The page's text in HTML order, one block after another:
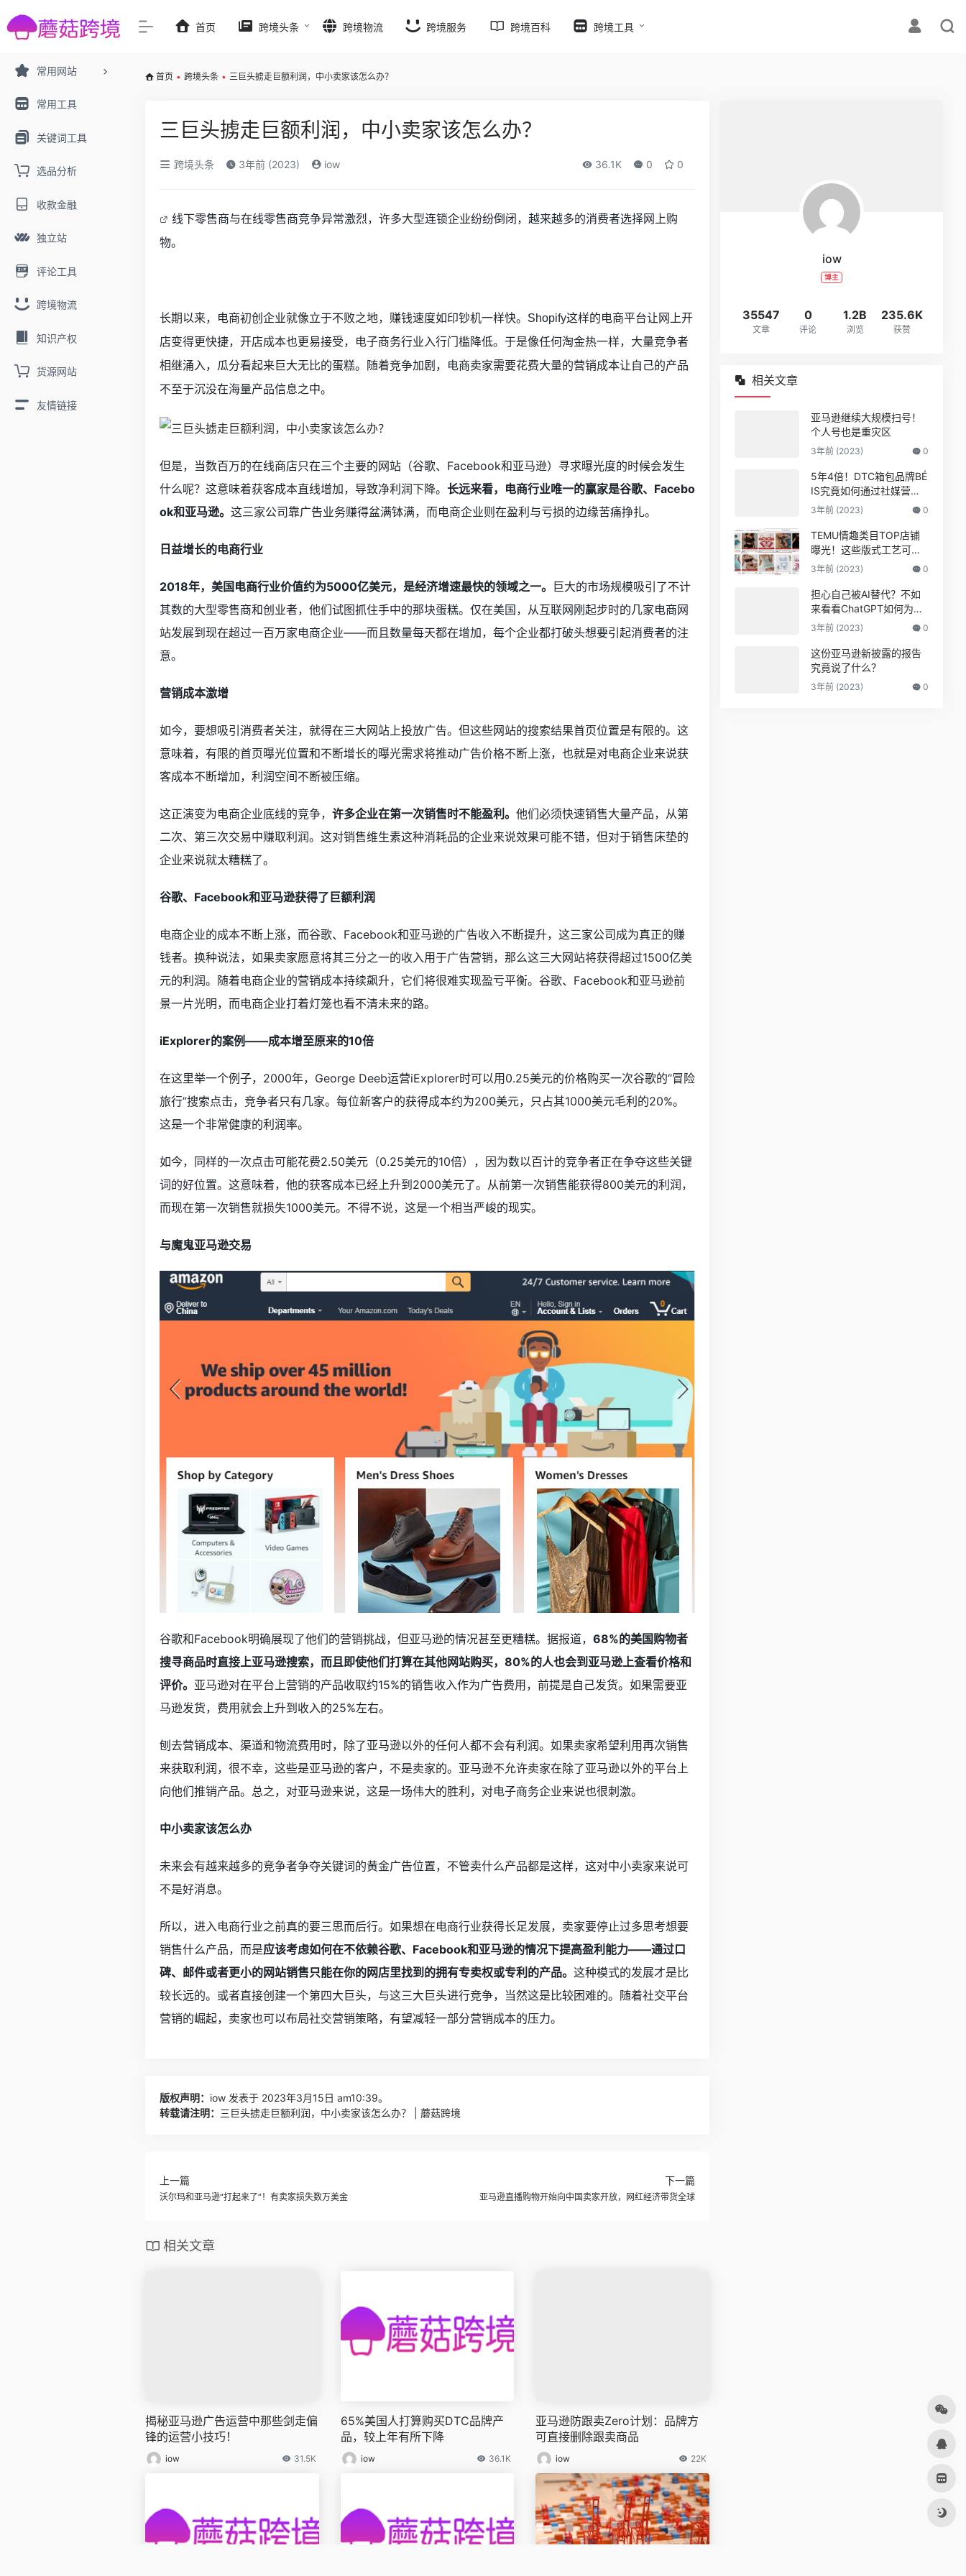
常用网站
常用工具
关键词工具
选品分析
收款金融
独立站
评论工具
跨境物流
知识产权
货源网站
友情链接
首页 跨境头条 跨境物流 跨境服务 跨境百科 跨境工具
首页 • 跨境头条 • 三巨头掳走巨额利润，中小卖家该怎么办？
三巨头掳走巨额利润，中小卖家该怎么办？
跨境头条 3年前 (2023) iow 36.1K 0 0
线下零售商与在线零售商竞争异常激烈，许多大型连锁企业纷纷倒闭，越来越多的消费者选择网上购
物。
长期以来，电商初创企业就像立于不败之地，赚钱速度如印钞机一样快。 Shopify这样的电商平台让网上开
店变得更快捷，开店成本也更易接受，电子商务行业入行门槛降低。于是像任何淘金热一样，大量竞争者
相继涌入，瓜分看起来巨大无比的蛋糕。随着竞争加剧，电商卖家需要花费大量的营销成本让自己的产品
不至于沉没在海量产品信息之中。
但是，当数百万的在线商店只在三个主要的网站（谷歌、Facebook和亚马逊）寻求曝光度的时候会发生
什么呢？这意味着获客成本直线增加，导致净利润下降。 长远来看，电商行业唯一的赢家是谷歌、Facebo
ok和亚马逊。 这三家公司靠广告业务赚得盆满钵满，而电商企业则在盈利与亏损的边缘苦痛挣扎。
日益增长的电商行业
2018年，美国电商行业价值约为5000亿美元，是经济增速最快的领域之一。 巨大的市场规模吸引了不计
其数的大型零售商和创业者，他们试图抓住手中的那块蛋糕。仅在美国，从互联网刚起步时的几家电商网
站发展到现在超过一百万家电商企业——而且数量每天都在增加，每个企业都打破头想要引起消费者的注
意。
营销成本激增
如今，要想吸引消费者关注，就得在三大网站上投放广告。但这些网站的搜索结果首页位置是有限的。这
意味着，有限的首页曝光位置和不断增长的曝光需求将推动广告价格不断上涨，也就是对电商企业来说获
客成本不断增加，利润空间不断被压缩。
这正演变为电商企业底线的竞争， 许多企业在第一次销售时不能盈利。 他们必须快速销售大量产品，从第
二次、第三次交易中赚取利润。这对销售维生素这种消耗品的企业来说效果可能不错，但对于销售床垫的
企业来说就太糟糕了。
谷歌、Facebook和亚马逊获得了巨额利润
电商企业的成本不断上涨，而谷歌、Facebook和亚马逊的广告收入不断提升，这三家公司成为真正的赚
钱者。换种说法，如果卖家愿意将其三分之一的收入用于广告营销，那么这三大网站将获得超过1500亿美
元的利润。随着电商企业的营销成本持续飙升，它们将很难实现盈亏平衡。谷歌、Facebook和亚马逊前
景一片光明，而电商企业打着灯笼也看不清未来的路。
iExplorer的案例——成本增至原来的10倍
在这里举一个例子，2000年，George Deeb运营iExplorer时可以用0.25美元的价格购买一次谷歌的“冒险
旅行”搜索点击，竞争者只有几家。每位新客户的获得成本约为200美元，只占其1000美元毛利的20%。
这是一个非常健康的利润率。
如今，同样的一次点击可能花费2.50美元（0.25美元的10倍），因为数以百计的竞争者正在争夺这些关键
词的好位置。这意味着，他的获客成本已经上升到2000美元了。从前第一次销售能获得800美元的利润，
而现在第一次销售就损失1000美元。不得不说，这是一个相当严峻的现实。
与魔鬼亚马逊交易
谷歌和Facebook明确展现了他们的营销挑战，但亚马逊的情况甚至更糟糕。据报道， 68%的美国购物者
搜寻商品时直接上亚马逊搜索，而且即使他们打算在其他网站购买，80%的人也会到亚马逊上查看价格和
评价。 亚马逊对在平台上营销的产品收取约15%的销售收入作为广告费用，前提是自己发货。如果需要亚
马逊发货，费用就会上升到收入的25%左右。
刨去营销成本、渠道和物流费用时，除了亚马逊以外的任何人都不会有利润。如果卖家希望利用再次销售
来获取利润，很不幸，这些是亚马逊的客户，不是卖家的。亚马逊不允许卖家在除了亚马逊以外的平台上
向他们推销产品。总之，对亚马逊来说，这是一场伟大的胜利，对电子商务企业来说也很刺激。
中小卖家该怎么办
未来会有越来越多的竞争者争夺关键词的黄金广告位置，不管卖什么产品都是这样，这对中小卖家来说可
不是好消息。
所以，进入电商行业之前真的要三思而后行。如果想在电商行业获得长足发展，卖家要停止过多思考想要
销售什么产品，而是应该考虑如何在不依赖谷歌、Facebook和亚马逊的情况下提高盈利能力——通过口
碑、邮件或者更小的网站销售只能在你的网店里找到的拥有专卖权或专利的产品。 这种模式的发展才是比
较长远的。或者直接创建一个第四大巨头，与这三大巨头进行竞争，当然这是比较困难的。随着社交平台
营销的崛起，卖家也可以布局社交营销策略，有望减轻一部分营销成本的压力。
版权声明： iow 发表于 2023年3月15日 am10:39。
转载请注明： 三巨头掳走巨额利润，中小卖家该怎么办？ | 蘑菇跨境
上一篇
沃尔玛和亚马逊“打起来了”！有卖家损失数万美金
下一篇
亚马逊直播购物开始向中国卖家开放，网红经济带货全球
相关文章
揭秘亚马逊广告运营中那些剑走偏
锋的运营小技巧！
iow 31.5K
65%美国人打算购买DTC品牌产
品，较上年有所下降
iow 36.1K
亚马逊防跟卖Zero计划：品牌方
可直接删除跟卖商品
iow 22K
iow
博主
35547
文章
0
评论
1.2B
浏览
235.6K
获赞
相关文章
亚马逊继续大规模扫号！
个人号也是重灾区
3年前 (2023) 0
5年4倍！DTC箱包品牌BÉ
IS究竟如何通过社媒营销
收获逆势上涨！
3年前 (2023) 0
TEMU情趣类目TOP店铺
曝光！这些版式工艺可能
爆
3年前 (2023) 0
担心自己被AI替代？不如
来看看ChatGPT如何为亚
马逊人所用
3年前 (2023) 0
这份亚马逊新披露的报告
究竟说了什么？
3年前 (2023) 0